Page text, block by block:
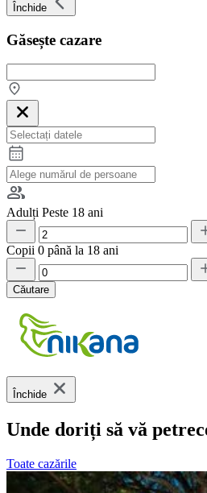
Închide
Găsește cazare
Adulți Peste 18 ani
Copii 0 până la 18 ani
Căutare
Închide
Unde doriți să vă
Toate cazările